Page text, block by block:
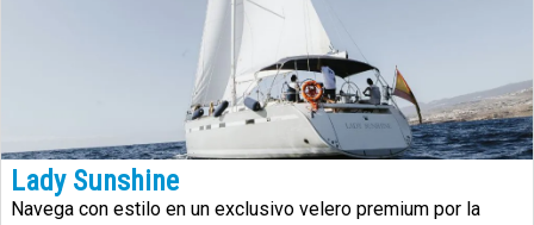
Lady Sunshine
Navega con estilo en un exclusivo velero premium por la